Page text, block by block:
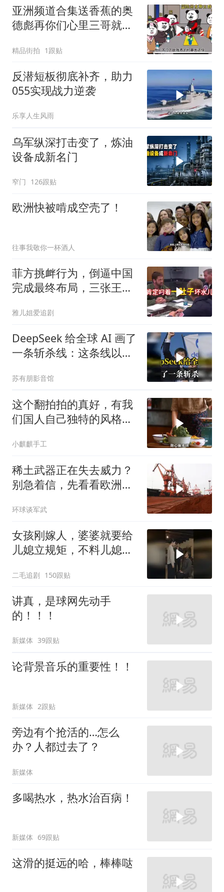
亚洲频道合集送香蕉的奥
德彪再你们心里三哥就是
精品街拍 1跟贴
反潜短板彻底补齐，助力
055实现战力逆袭
乐享人生风雨
乌军纵深打击变了，炼油
设备成新名门
窄门 126跟贴
欧洲快被啃成空壳了！
往事我敬你一杯酒人
菲方挑衅行为，倒逼中国
完成最终布局，三张王牌
雅儿姐爱追剧
DeepSeek 给全球 AI 画了
一条斩杀线：这条线以下
苏有朋影音馆
这个翻拍拍的真好，有我
们国人自己独特的风格魅
小麒麒手工
稀土武器正在失去威力？
别急着信，先看看欧洲军
环球谈军武
女孩刚嫁人，婆婆就要给
儿媳立规矩，不料儿媳不
二毛追剧 150跟贴
讲真，是球网先动手
的！！！
新媒体 39跟贴
论背景音乐的重要性！！
新媒体 2跟贴
旁边有个抢活的…怎么
办？人都过去了？
新媒体
多喝热水，热水治百病！
新媒体 69跟贴
这滑的挺远的哈，棒棒哒